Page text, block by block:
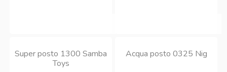
Super posto 1300 Samba
Toys
Acqua posto 0325 Nig